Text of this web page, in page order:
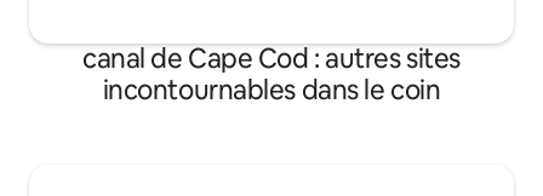
canal de Cape Cod : autres sites
incontournables dans le coin